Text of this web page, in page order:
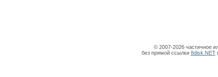
© 2007-2026 частичное
без прямой ссылки 8disk.NET